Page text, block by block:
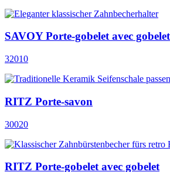
SAVOY Porte-gobelet avec gobelet
32010
RITZ Porte-savon
30020
RITZ Porte-gobelet avec gobelet